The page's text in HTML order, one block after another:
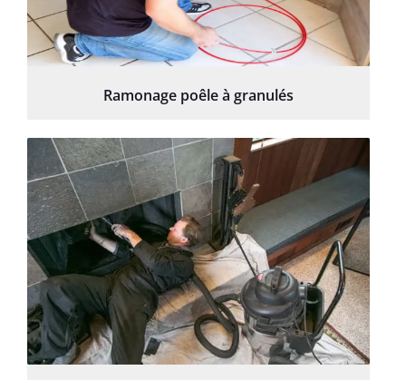
Ramonage poêle à granulés